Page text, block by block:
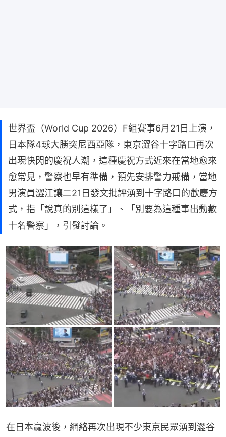
世界盃（World Cup 2026）F組賽事6月21日上演，
日本隊4球大勝突尼西亞隊，東京澀谷十字路口再次
出現快閃的慶祝人潮，這種慶祝方式近來在當地愈來
愈常見，警察也早有準備，預先安排警力戒備，當地
男演員澀江讓二21日發文批評湧到十字路口的歡慶方
式，指「說真的別這樣了」、「別要為這種事出動數
十名警察」，引發討論。
在日本贏波後，網絡再次出現不少東京民眾湧到澀谷